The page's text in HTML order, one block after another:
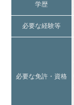
学歴
必要な経験等
必要な免許・資格